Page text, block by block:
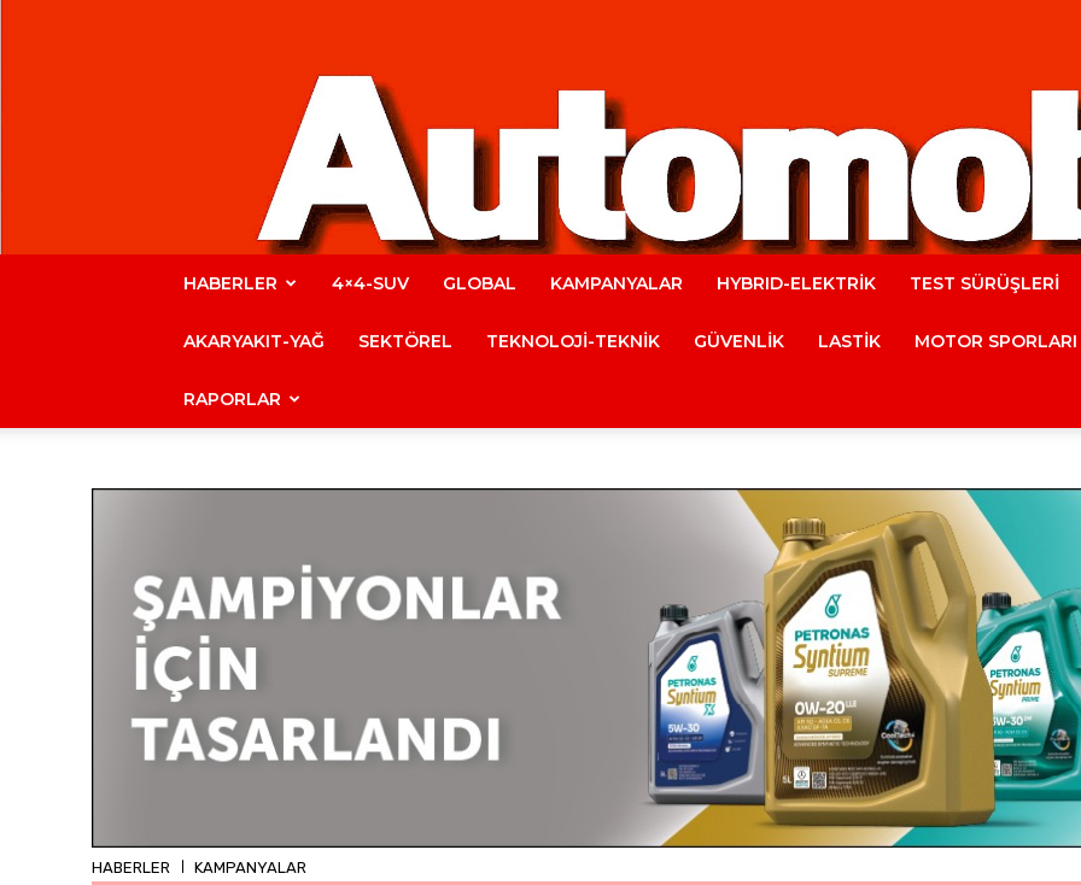
Automobile
Magazine
HABERLER 4×4-SUV GLOBAL KAMPANYALAR HYBRID-ELEKTRİK TEST SÜRÜŞLERİ
AKARYAKIT-YAĞ SEKTÖREL TEKNOLOJİ-TEKNİK GÜVENLİK LASTİK MOTOR SPORLARI
RAPORLAR
HABERLER KAMPANYALAR